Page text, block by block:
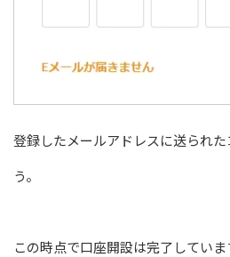
登録したメールアドレスに送られ
う。
この時点で口座開設は完了していま